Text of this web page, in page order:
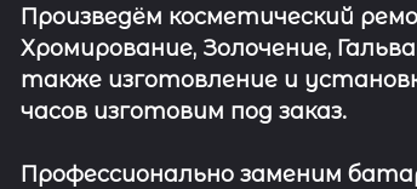
Произведём косметический
Хромирование, Золочение,
также изготовление и
часов изготовим под заказ.
Профессионально заменим